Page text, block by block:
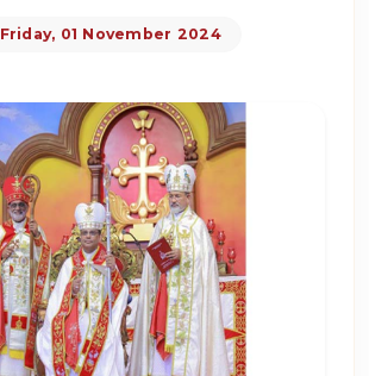
Friday, 01 November 2024